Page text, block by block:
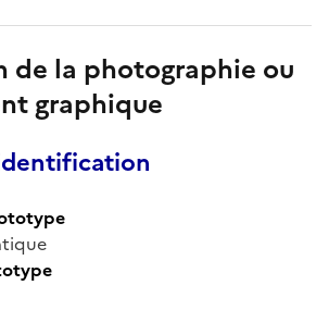
de la photographie ou
graphique